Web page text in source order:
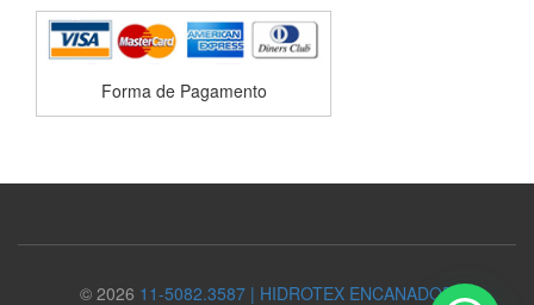
Forma de Pagamento
© 2026 11-5082.3587 | HIDROTEX ENCANADOR